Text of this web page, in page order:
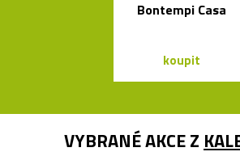
Bontempi Casa
koupit
VYBRANÉ AKCE Z